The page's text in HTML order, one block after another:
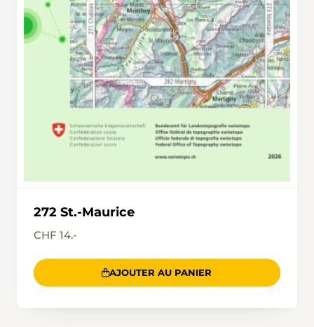
272 St.-Maurice
CHF 14.-
AJOUTER AU PANIER